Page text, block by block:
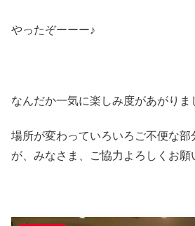
やったぞーーー♪
なんだか一気に楽しみ度があがりま
場所が変わっていろいろご不便な部
が、みなさま、ご協力よろしくお願